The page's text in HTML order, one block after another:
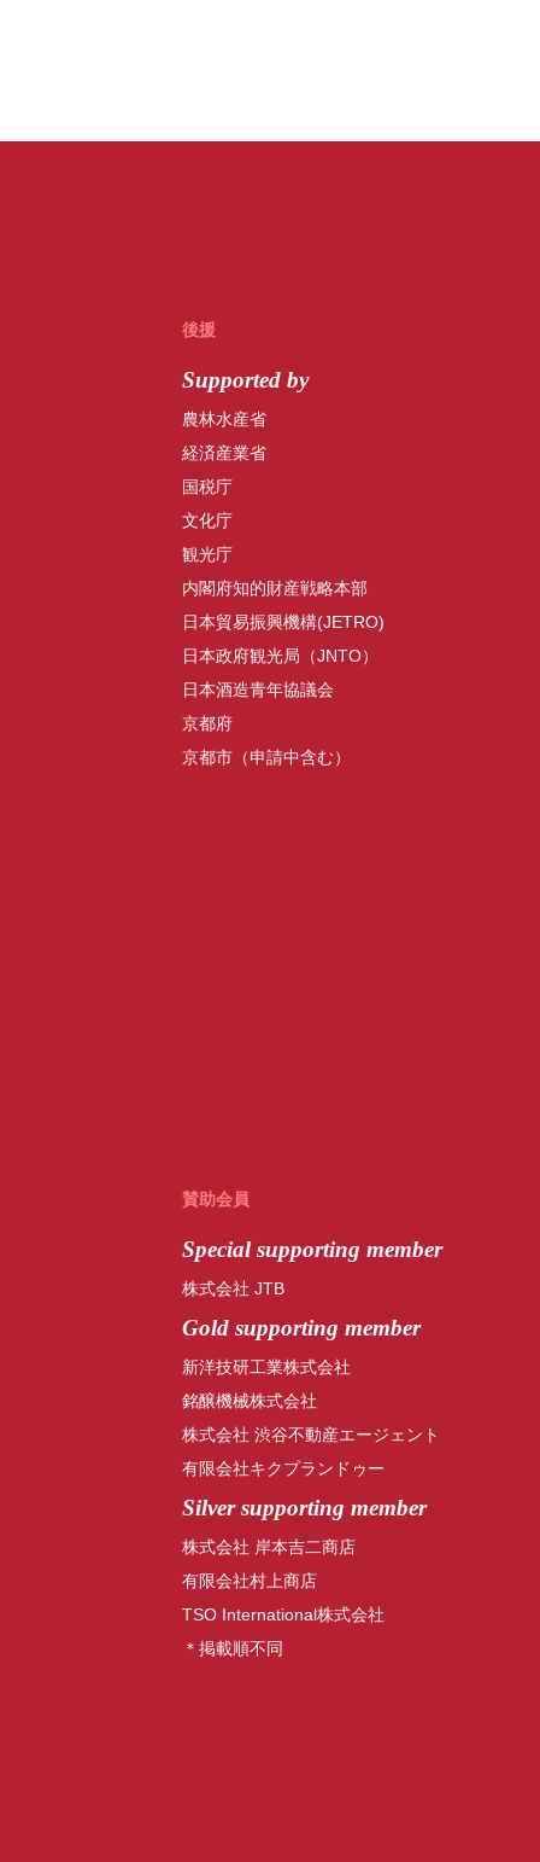
後援
Supported by
農林水産省
経済産業省
国税庁
文化庁
観光庁
内閣府知的財産戦略本部
日本貿易振興機構(JETRO)
日本政府観光局（JNTO）
日本酒造青年協議会
京都府
京都市（申請中含む）
賛助会員
Specialsupporting member
株式会社 JTB
Gold supporting member
新洋技研工業株式会社
銘醸機械株式会社
株式会社 渋谷不動産エージェント
有限会社キクプランドゥー
Silver supporting member
株式会社 岸本吉二商店
有限会社村上商店
TSO International株式会社
＊掲載順不同